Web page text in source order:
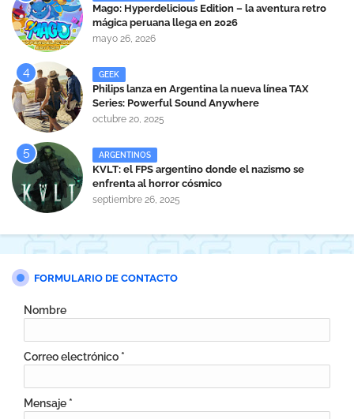
Mago: Hyperdelicious Edition – la aventura retro
mágica peruana llega en 2026
mayo 26, 2026
GEEK
Philips lanza en Argentina la nueva línea TAX
Series: Powerful Sound Anywhere
octubre 20, 2025
ARGENTINOS
KVLT: el FPS argentino donde el nazismo se
enfrenta al horror cósmico
septiembre 26, 2025
FORMULARIO DE CONTACTO
Nombre
Correo electrónico *
Mensaje *